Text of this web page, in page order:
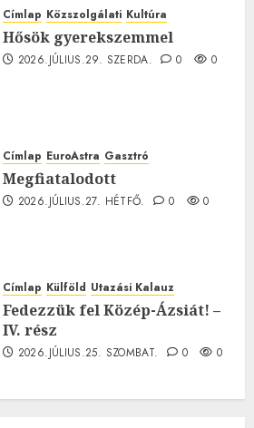
Címlap Közszolgálati Kultúra
Hősök gyerekszemmel
2026.JÚLIUS.29. SZERDA. 0 0
Címlap EuroAstra Gasztró
Megfiatalodott
2026.JÚLIUS.27. HÉTFŐ. 0 0
Címlap Külföld Utazási Kalauz
Fedezzük fel Közép-Ázsiát! –
IV. rész
2026.JÚLIUS.25. SZOMBAT. 0 0